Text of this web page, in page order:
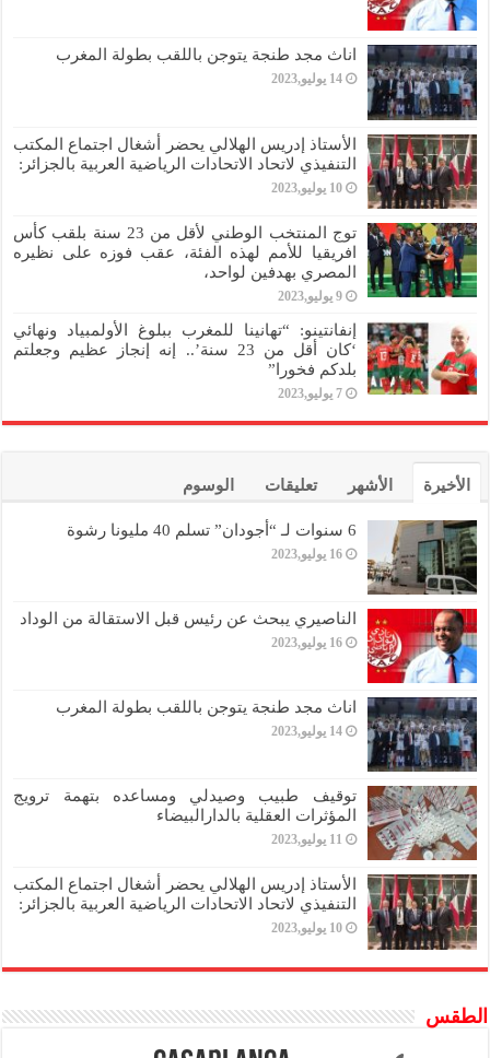
اناث مجد طنجة يتوجن باللقب بطولة المغرب
14 يوليو,2023
الأستاذ إدريس الهلالي يحضر أشغال اجتماع المكتب
التنفيذي لاتحاد الاتحادات الرياضية العربية بالجزائر:
10 يوليو,2023
توج المنتخب الوطني لأقل من 23 سنة بلقب كأس
افريقيا للأمم لهذه الفئة، عقب فوزه على نظيره
المصري بهدفين لواحد،
9 يوليو,2023
إنفانتينو: “تهانينا للمغرب ببلوغ الأولمبياد ونهائي
‘كان أقل من 23 سنة’.. إنه إنجاز عظيم وجعلتم
بلدكم فخورا”
7 يوليو,2023
الأخيرة الأشهر تعليقات الوسوم
6 سنوات لـ “أجودان” تسلم 40 مليونا رشوة
16 يوليو,2023
الناصيري يبحث عن رئيس قبل الاستقالة من الوداد
16 يوليو,2023
اناث مجد طنجة يتوجن باللقب بطولة المغرب
14 يوليو,2023
توقيف طبيب وصيدلي ومساعده بتهمة ترويج
المؤثرات العقلية بالدارالبيضاء
11 يوليو,2023
الأستاذ إدريس الهلالي يحضر أشغال اجتماع المكتب
التنفيذي لاتحاد الاتحادات الرياضية العربية بالجزائر:
10 يوليو,2023
الطقس